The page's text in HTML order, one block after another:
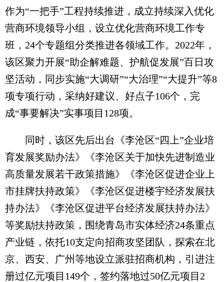
作为“一把手”工程持续推进，成立持续深入优化
营商环境领导小组，设立优化营商环境工作专
班，24个专题组分类推进各领域工作。2022年，
该区聚力开展“助企解难题、护航促发展”百日攻
坚活动，同步实施“大调研”“大治理”“大提升”等8
项专项行动，采纳好建议、好点子106个，完
成“事要解决”实事项目128项。
同时，该区先后出台《李沧区“四上”企业培
育发展奖励办法》《李沧区关于加快先进制造业
高质量发展若干政策措施》《李沧区促进企业上
市挂牌扶持政策》《李沧区促进楼宇经济发展扶
持办法》《李沧区促进平台经济发展扶持办法》
等奖励扶持政策，围绕青岛市实体经济24条重点
产业链，依托10支定向招商攻坚团队，探索在北
京、西安、广州等地设立派驻招商机构，引进注
册过亿元项目149个，签约落地过50亿元项目2